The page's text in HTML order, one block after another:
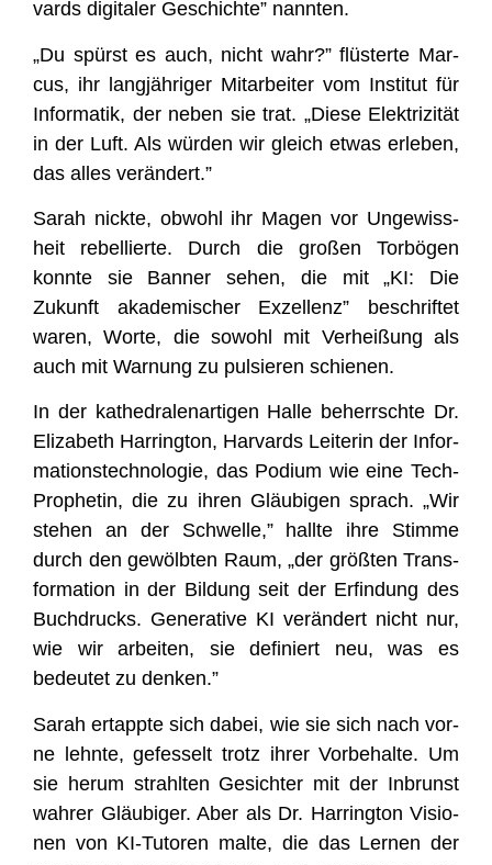
vards digi­ta­ler Geschich­te” nannten.
„Du spürst es auch, nicht wahr?” flüs­ter­te Mar­
cus, ihr lang­jäh­ri­ger Mit­ar­bei­ter vom Insti­tut für
Infor­ma­tik, der neben sie trat. „Die­se Elek­tri­zi­tät
in der Luft. Als wür­den wir gleich etwas erle­ben,
das alles verändert.”
Sarah nick­te, obwohl ihr Magen vor Unge­wiss­
heit rebel­lier­te. Durch die gro­ßen Tor­bö­gen
konn­te sie Ban­ner sehen, die mit „KI: Die
Zukunft aka­de­mi­scher Exzel­lenz” beschrif­tet
waren, Wor­te, die sowohl mit Ver­hei­ßung als
auch mit War­nung zu pul­sie­ren schienen.
In der kathe­dra­len­ar­ti­gen Hal­le beherrsch­te Dr.
Eliza­beth Har­ring­ton, Har­vards Lei­te­rin der Infor­
ma­ti­ons­tech­no­lo­gie, das Podi­um wie eine Tech-
Pro­phe­tin, die zu ihren Gläu­bi­gen sprach. „Wir
ste­hen an der Schwel­le,” hall­te ihre Stim­me
durch den gewölb­ten Raum, „der größ­ten Trans­
for­ma­ti­on in der Bil­dung seit der Erfin­dung des
Buch­drucks. Gene­ra­ti­ve KI ver­än­dert nicht nur,
wie wir arbei­ten, sie defi­niert neu, was es
bedeu­tet zu denken.”
Sarah ertapp­te sich dabei, wie sie sich nach vor­
ne lehn­te, gefes­selt trotz ihrer Vor­be­hal­te. Um
sie her­um strahl­ten Gesich­ter mit der Inbrunst
wah­rer Gläu­bi­ger. Aber als Dr. Har­ring­ton Visio­
nen von KI-Tuto­ren mal­te, die das Ler­nen der